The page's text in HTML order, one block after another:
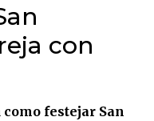
con
como festejar San